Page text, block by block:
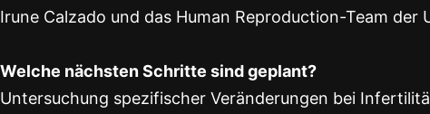
Irune Calzado und das Human Reproduction-Team der
Welche nächsten Schritte sind geplant?
Untersuchung spezifischer Veränderungen bei